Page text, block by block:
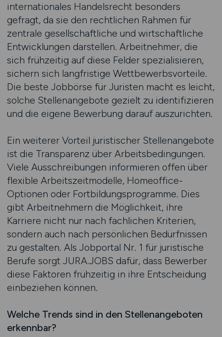
internationales Handelsrecht besonders
gefragt, da sie den rechtlichen Rahmen für
zentrale gesellschaftliche und wirtschaftliche
Entwicklungen darstellen. Arbeitnehmer, die
sich frühzeitig auf diese Felder spezialisieren,
sichern sich langfristige Wettbewerbsvorteile.
Die beste Jobbörse für Juristen macht es leicht,
solche Stellenangebote gezielt zu identifizieren
und die eigene Bewerbung darauf auszurichten.
Ein weiterer Vorteil juristischer Stellenangebote
ist die Transparenz über Arbeitsbedingungen.
Viele Ausschreibungen informieren offen über
flexible Arbeitszeitmodelle, Homeoffice-
Optionen oder Fortbildungsprogramme. Dies
gibt Arbeitnehmern die Möglichkeit, ihre
Karriere nicht nur nach fachlichen Kriterien,
sondern auch nach persönlichen Bedürfnissen
zu gestalten. Als Jobportal Nr. 1 für juristische
Berufe sorgt JURA.JOBS dafür, dass Bewerber
diese Faktoren frühzeitig in ihre Entscheidung
einbeziehen können.
Welche Trends sind in den Stellenangeboten
erkennbar?